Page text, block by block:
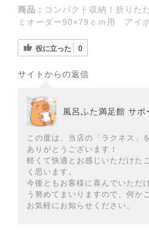
商品： コンパクト収納！折り
ミオーダー90×79ｃｍ用 アイ
役に立った 0
サイトからの返信
風呂ふた満足館 サポ
この度は、当店の「ラクネス」
ありがとうございます！
軽くて快適とお感じいただけた
く思います。
今後ともお客様に喜んでいただ
う努めてまいりますので、何か
お気軽にお知らせください。